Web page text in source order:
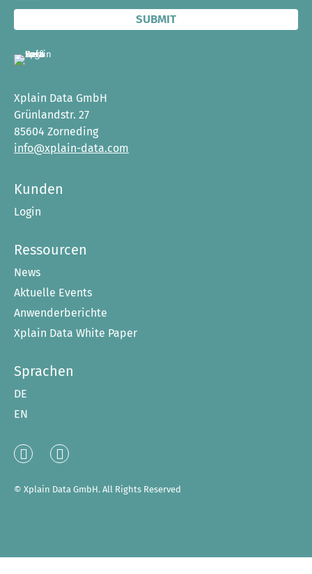
Xplain Data GmbH
Grünlandstr. 27
85604 Zorneding
info@xplain-data.com
Kunden
Login
Ressourcen
News
Aktuelle Events
Anwenderberichte
Xplain Data White Paper
Sprachen
DE
EN
LinkedXING
© Xplain Data GmbH. All Rights Reserved